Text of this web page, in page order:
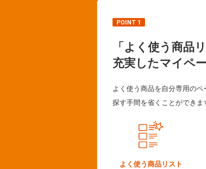
POINT 1
「よく使う商品
充実したマイペ
よく使う商品を自分専用の
探す手間を省くことができま
よく使う商品リスト